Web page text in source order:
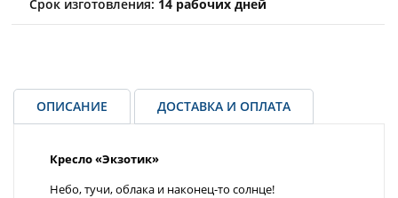
Срок изготовления: 14 рабочих дней
ОПИСАНИЕ ДОСТАВКА И ОПЛАТА
Кресло «Экзотик»
Небо, тучи, облака и наконец-то солнце!